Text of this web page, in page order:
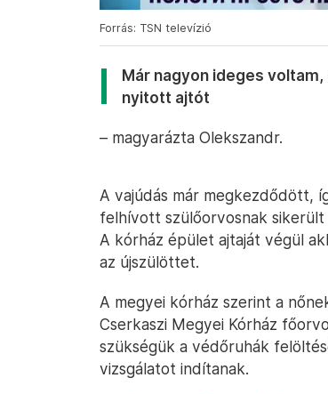
Forrás: TSN televízió
Már nagyon ideges
nyitott ajtót
– magyarázta Olekszandr.
A vajúdás már megkezdődött,
felhívott szülőorvosnak
A kórház épület ajtaját végül
az újszülöttet.
A megyei kórház szerint a
Cserkaszi Megyei Kórház
szükségük a védőruhák
vizsgálatot indítanak.